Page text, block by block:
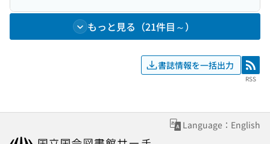
もっと見る（21件目～）
書誌情報を一括出力 RSS
RSS
Language：English